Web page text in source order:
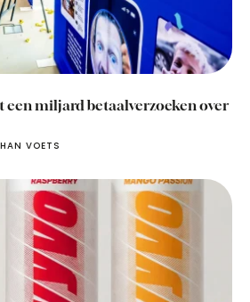
een miljard betaalverzoeken over
VOETS